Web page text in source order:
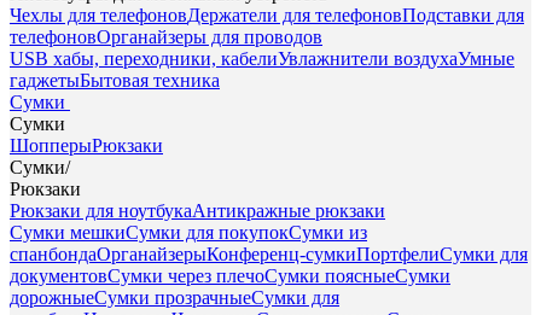
Чехлы для телефоновДержатели для телефоновПодставки для
телефоновОрганайзеры для проводов
USB хабы, переходники, кабелиУвлажнители воздухаУмные
гаджетыБытовая техника
Сумки
Сумки
ШопперыРюкзаки
Сумки/
Рюкзаки
Рюкзаки для ноутбукаАнтикражные рюкзаки
Сумки мешкиСумки для покупокСумки из
спанбондаОрганайзерыКонференц-сумкиПортфелиСумки для
документовСумки через плечоСумки поясныеСумки
дорожныеСумки прозрачныеСумки для